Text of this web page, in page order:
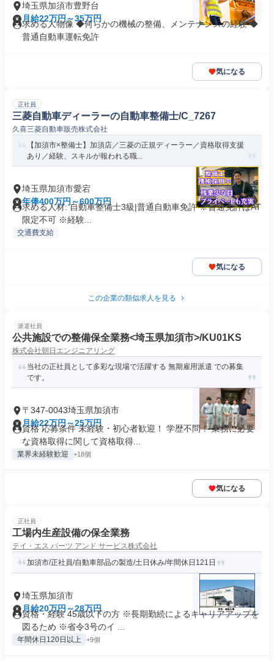
埼玉県加須市豊野台
月給22万円～35万円
求める人物像 ◆何らかの機械の整備、メンテナンスの経験 ◆
普通自動車運転免許
気になる
正社員
三菱自動車ディーラーの自動車整備士/C_7267
久喜三菱自動車販売株式会社
【加須市×整備士】加須店／三菱の正規ディーラー／資格取得支援
あり／経験、スキルが報われる職...
埼玉県加須市愛宕
年俸400万円～600万円
求める人材: 自動車整備士3級|普通自動車免許 ※普通免許はAT
限定不可 ※経験...
交通費支給
気になる
この企業の類似求人を見る
派遣社員
公共施設での整備保全業務<埼玉県加須市>/KU01KS
株式会社朝日エンジニアリング
当社の正社員として多彩な現場で活躍する 無期雇用派遣 での募集
です。
〒347-0043埼玉県加須市
月給22万円～25万円
資格 応募条件 未経験・初心者歓迎！ 学歴不問！ 業務に必要
な資格取得に関して資格取得...
業界未経験歓迎 +18個
気になる
正社員
工場内生産設備の保全業務
テイ・エス パーツ アンド サービス株式会社
加須市/正社員/自動車部品の製造/土日休み/年間休日121日
埼玉県加須市
月給20万円～28万円
資格・経験 45歳以下の方 ※長期勤続によるキャリアアップを
図るため ※省令3号のイ ...
年間休日120日以上 +9個